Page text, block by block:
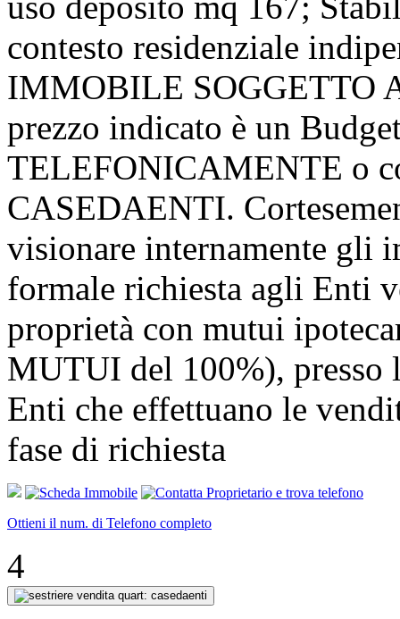
contesto residenziale
IMMOBILE SOGGETTO
prezzo indicato è un
TELEFONICAMENTE o
CASEDAENTI.
visionare internamente gli
formale richiesta agli Enti
proprietà con mutui
MUTUI del 100%), presso
Enti che effettuano le
fase di richiesta
Ottieni il num. di Telefono completo
4